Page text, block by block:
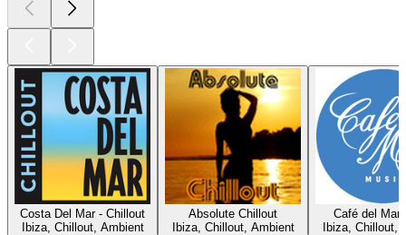
Costa Del Mar - Chillout
Ibiza, Chillout, Ambient
Absolute Chillout
Ibiza, Chillout, Ambient
Café del Mar
Ibiza, Chillout,